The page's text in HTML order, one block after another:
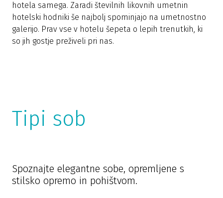
hotela samega. Zaradi številnih likovnih umetnin
hotelski hodniki še najbolj spominjajo na umetnostno
galerijo. Prav vse v hotelu šepeta o lepih trenutkih, ki
so jih gostje preživeli pri nas.
Tipi sob
Spoznajte elegantne sobe, opremljene s
stilsko opremo in pohištvom.